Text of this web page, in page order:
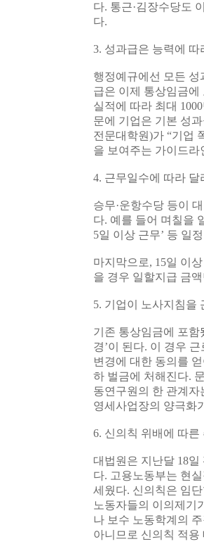
다. 통근·김장수당도
다.
3. 성과급은 능력에
행정예규에선 모든
급은 이제 통상임금에
실적에 따라 최대
문에 기업은 기본 성
전문대학원)가 “기업
을 보여주는 가이드라
4. 근무일수에 따라
승무·운항수당 등이
다. 예를 들어 며칠을
5일 이상 근무’ 등 일
마지막으로, 15일 이
을 경우 일할지급 금
5. 기업이 노사지침을
기존 통상임금에 포함
경’이 된다. 이 경우
변경에 대한 동의를
하 벌금에 처해진다.
동연구원의 한 관계
영세사업장의 양극화
6. 신의칙 위배에 따
대법원은 지난달 18일
다. 고용노동부는 현
세웠다. 신의칙은 임
노동자들의 이의제기
나 보수 노동학계의
아니므로 신의칙 적